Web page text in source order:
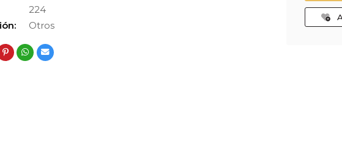
224
Otros